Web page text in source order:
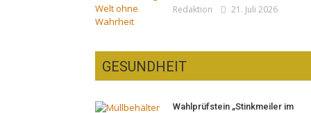
Redaktion 21. Juli 2026
GESUNDHEIT
Wahlprüfstein „Stinkmeiler im